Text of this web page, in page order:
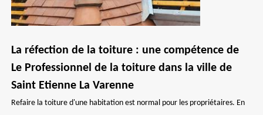
La réfection de la toiture : une compétence de
Le Professionnel de la toiture dans la ville de
Saint Etienne La Varenne
Refaire la toiture d'une habitation est normal pour les propriétaires. En